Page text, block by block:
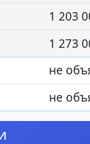
1 203
1 273
не
не